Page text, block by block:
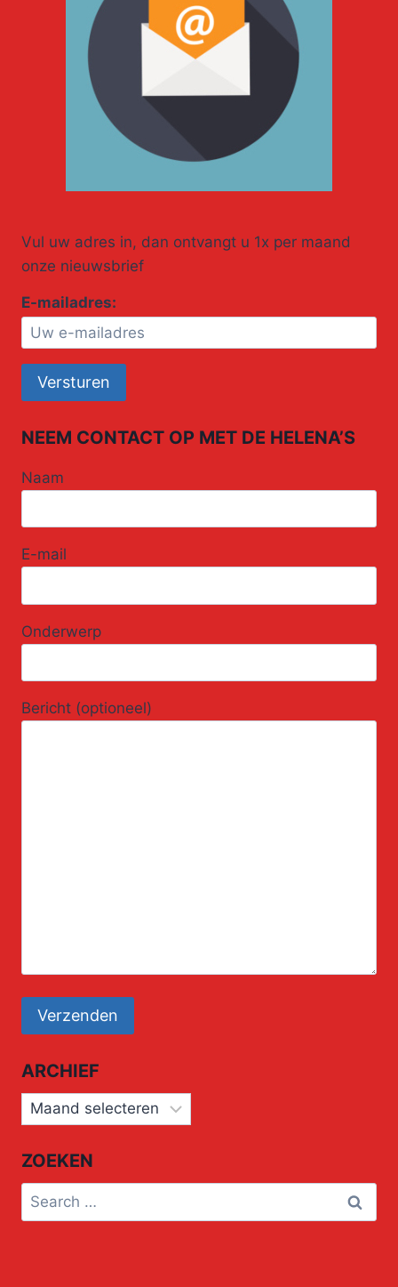
Vul uw adres in, dan ontvangt u 1x per maand
onze nieuwsbrief
E-mailadres:
NEEM CONTACT OP MET DE HELENA’S
Naam
E-mail
Onderwerp
Bericht (optioneel)
ARCHIEF
Archief
ZOEKEN
Search
for: